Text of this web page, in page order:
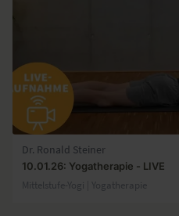
Dr. Ronald Steiner
10.01.26: Yogatherapie - LIVE
Mittelstufe-Yogi | Yogatherapie